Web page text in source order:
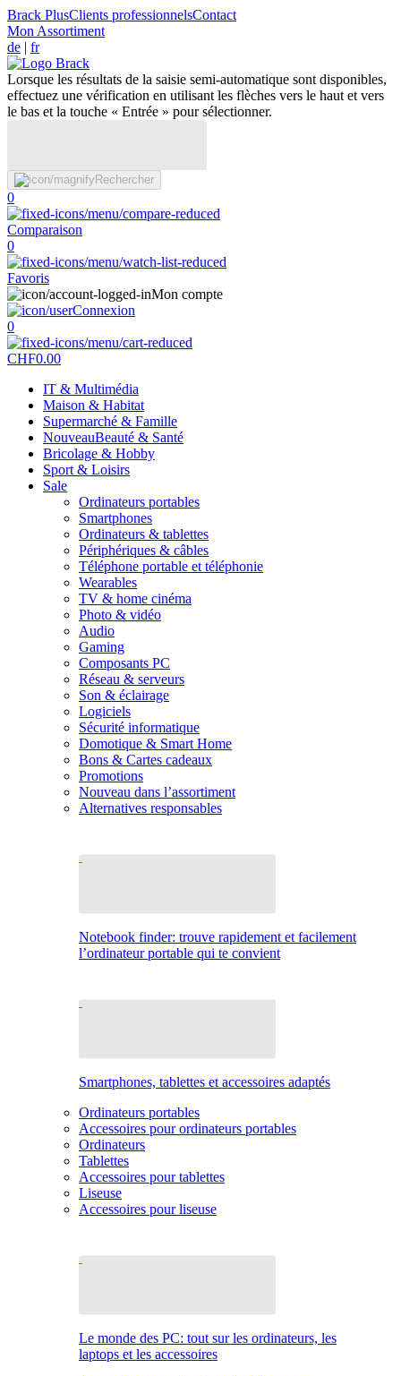
Brack PlusClients professionnelsContact
Mon Assortiment
de | fr
Lorsque les résultats de la saisie semi-automatique sont disponibles,
effectuez une vérification en utilisant les flèches vers le haut et vers
le bas et la touche « Entrée » pour sélectionner.
Rechercher
0
Comparaison
0
Favoris
Mon compte
Connexion
0
CHF0.00
IT & Multimédia
Maison & Habitat
Supermarché & Famille
NouveauBeauté & Santé
Bricolage & Hobby
Sport & Loisirs
Sale
Ordinateurs portables
Smartphones
Ordinateurs & tablettes
Périphériques & câbles
Téléphone portable et téléphonie
Wearables
TV & home cinéma
Photo & vidéo
Audio
Gaming
Composants PC
Réseau & serveurs
Son & éclairage
Logiciels
Sécurité informatique
Domotique & Smart Home
Bons & Cartes cadeaux
Promotions
Nouveau dans l’assortiment
Alternatives responsables
Notebook finder: trouve rapidement et facilement
l’ordinateur portable qui te convient
Smartphones, tablettes et accessoires adaptés
Ordinateurs portables
Accessoires pour ordinateurs portables
Ordinateurs
Tablettes
Accessoires pour tablettes
Liseuse
Accessoires pour liseuse
Le monde des PC: tout sur les ordinateurs, les
laptops et les accessoires